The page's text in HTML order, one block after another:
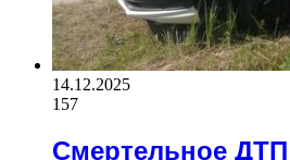
14.12.2025
157
Смертельное ДТП